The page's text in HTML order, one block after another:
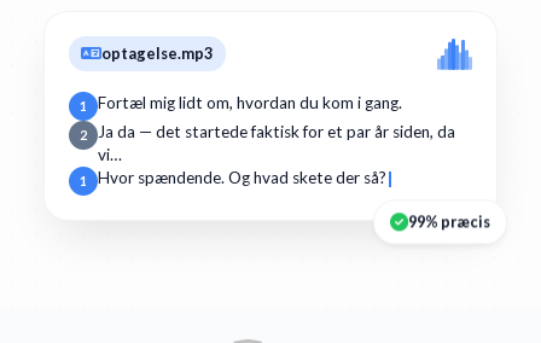
optagelse.mp3
1 Fortæl mig lidt om, hvordan du kom i gang.
2
Ja da — det startede faktisk for et par år siden, da
vi…
1 Hvor spændende. Og hvad skete der så?
99% præcis